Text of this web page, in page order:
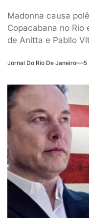
Madonna causa
Copacabana no Rio
de Anitta e Pabllo
Jornal Do Rio De Janeiro 5